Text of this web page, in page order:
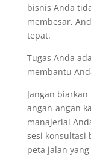
bisnis Anda
membesar,
tepat.
Tugas Anda
membantu
Jangan
angan-angan
manajerial
sesi konsultasi
peta jalan